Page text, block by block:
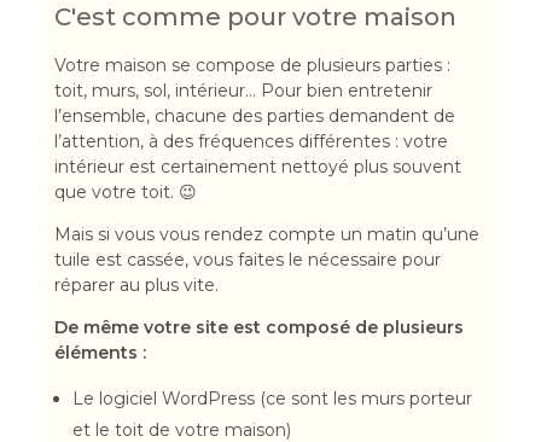
C'est comme pour votre maison
Votre maison se compose de plusieurs parties :
toit, murs, sol, intérieur… Pour bien entretenir
l’ensemble, chacune des parties demandent de
l’attention, à des fréquences différentes : votre
intérieur est certainement nettoyé plus souvent
que votre toit. 😉
Mais si vous vous rendez compte un matin qu’une
tuile est cassée, vous faites le nécessaire pour
réparer au plus vite.
De même votre site est composé de plusieurs
éléments :
Le logiciel WordPress (ce sont les murs porteur
et le toit de votre maison)